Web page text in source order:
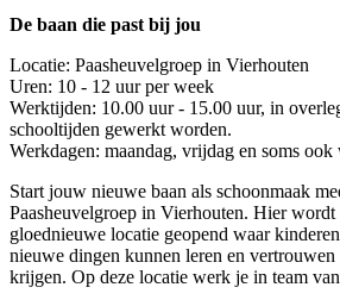
De baan die past bij jou
Locatie: Paasheuvelgroep in Vierhouten
Uren: 10 - 12 uur per week
Werktijden: 10.00 uur - 15.00 uur, in
schooltijden gewerkt worden.
Werkdagen: maandag, vrijdag en soms ook
Start jouw nieuwe baan als schoonmaak
Paasheuvelgroep in Vierhouten. Hier wordt
gloednieuwe locatie geopend waar
nieuwe dingen kunnen leren en
krijgen. Op deze locatie werk je in team van